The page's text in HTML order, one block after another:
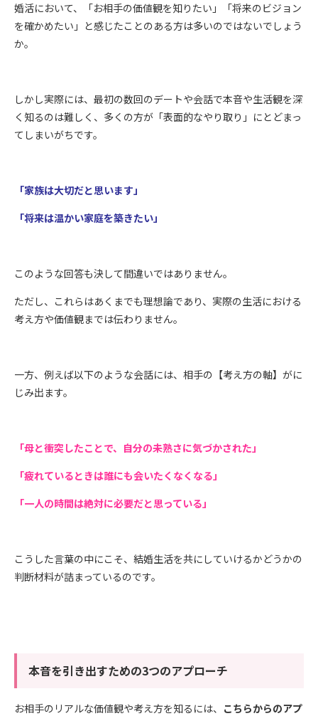
婚活において、「お相手の価値観を知りたい」「将来のビジョン
を確かめたい」と感じたことのある方は多いのではないでしょう
か。
しかし実際には、最初の数回のデートや会話で本音や生活観を深
く知るのは難しく、多くの方が「表面的なやり取り」にとどまっ
てしまいがちです。
「家族は大切だと思います」
「将来は温かい家庭を築きたい」
このような回答も決して間違いではありません。
ただし、これらはあくまでも理想論であり、実際の生活における
考え方や価値観までは伝わりません。
一方、例えば以下のような会話には、相手の【考え方の軸】がに
じみ出ます。
「母と衝突したことで、自分の未熟さに気づかされた」
「疲れているときは誰にも会いたくなくなる」
「一人の時間は絶対に必要だと思っている」
こうした言葉の中にこそ、結婚生活を共にしていけるかどうかの
判断材料が詰まっているのです。
本音を引き出すための3つのアプローチ
お相手のリアルな価値観や考え方を知るには、 こちらからのアプ